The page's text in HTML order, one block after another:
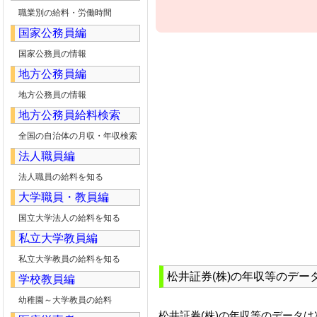
松井証券(株)の年収等のデー
職業別の給料・労働時間
国家公務員編
国家公務員の情報
地方公務員編
地方公務員の情報
地方公務員給料検索
全国の自治体の月収・年収検索
法人職員編
法人職員の給料を知る
大学職員・教員編
国立大学法人の給料を知る
私立大学教員編
私立大学教員の給料を知る
学校教員編
幼稚園～大学教員の給料